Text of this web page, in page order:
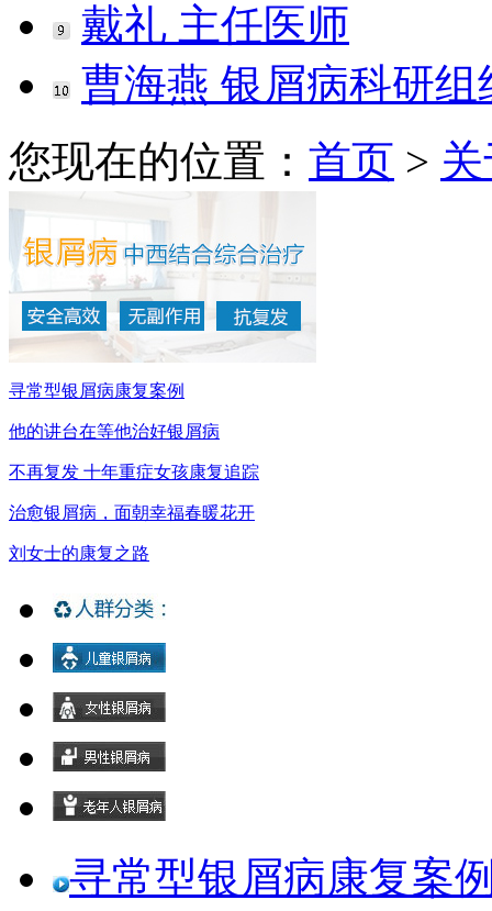
戴礼 主任医师
曹海燕 银屑病科研组
您现在的位置： 首页 >
寻常型银屑病康复案例
他的讲台在等他治好银屑病
不再复发 十年重症女孩康复追踪
治愈银屑病，面朝幸福春暖花开
刘女士的康复之路
寻常型银屑病康复案